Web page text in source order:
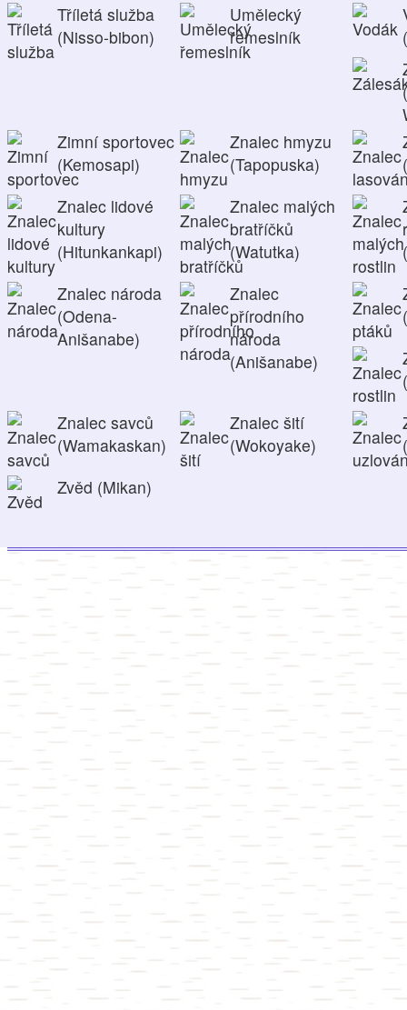
Tříletá služba
(Nisso-bibon)
Umělecký
řemeslník
Zimní sportovec
(Kemosapi)
Znalec hmyzu
(Tapopuska)
Znalec lidové
kultury
(Hitunkankapi)
Znalec malých
bratříčků
(Watutka)
Znalec národa
(Odena-
Anišanabe)
Znalec
přírodního
národa
(Anišanabe)
Znalec savců
(Wamakaskan)
Znalec šití
(Wokoyake)
Zvěd (Mikan)